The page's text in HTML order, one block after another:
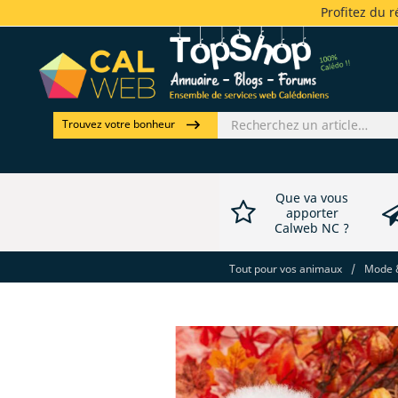
Profitez du
Trouvez votre bonheur
Que va vous
apporter
Calweb NC ?
Tout pour vos animaux / Mode